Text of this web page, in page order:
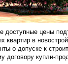
доступные цены
квартир в
о допуске к
договору купли-